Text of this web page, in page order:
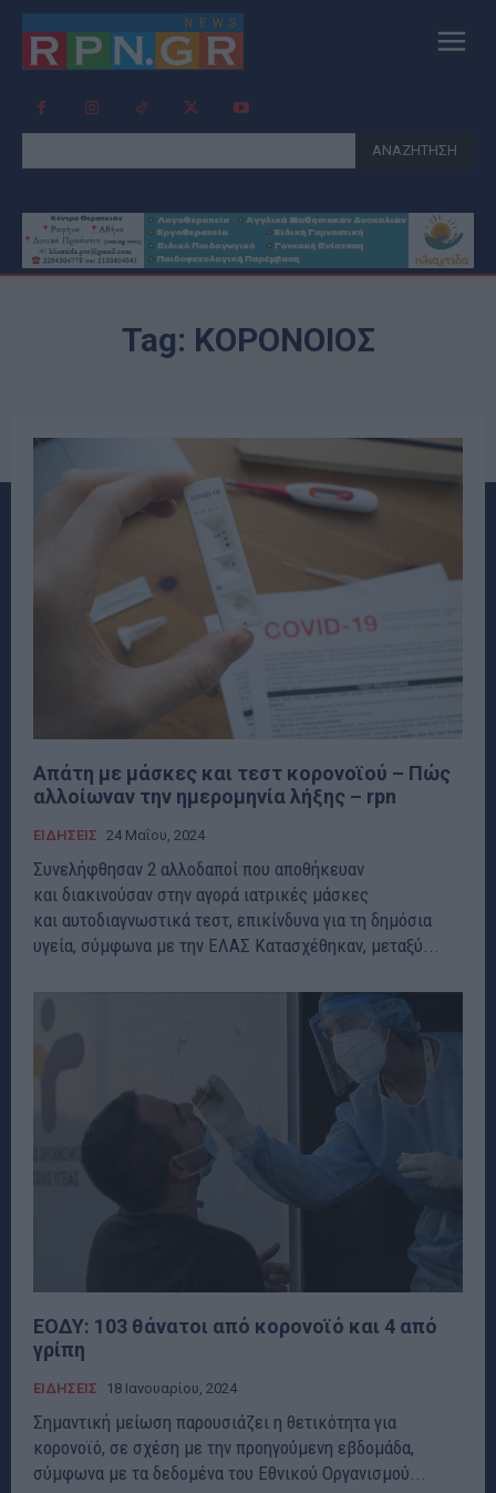
ΑΝΑΖΗΤΗΣΗ
Tag: ΚΟΡΟΝΟΙΟΣ
Aπάτη με μάσκες και τεστ κορονοϊού – Πώς
αλλοίωναν την ημερομηνία λήξης – rpn
ΕΙΔΗΣΕΙΣ 24 Μαΐου, 2024
Συνελήφθησαν 2 αλλοδαποί που αποθήκευαν
και διακινούσαν στην αγορά ιατρικές μάσκες
και αυτοδιαγνωστικά τεστ, επικίνδυνα για τη δημόσια
υγεία, σύμφωνα με την ΕΛΑΣ Κατασχέθηκαν, μεταξύ...
ΕΟΔΥ: 103 θάνατοι από κορονοϊό και 4 από
γρίπη
ΕΙΔΗΣΕΙΣ 18 Ιανουαρίου, 2024
Σημαντική μείωση παρουσιάζει η θετικότητα για
κορονοϊό, σε σχέση με την προηγούμενη εβδομάδα,
σύμφωνα με τα δεδομένα του Εθνικού Οργανισμού...